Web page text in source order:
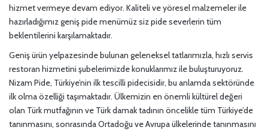
hizmet vermeye devam ediyor. Kaliteli ve yöresel malzemeler ile
hazırladığımız geniş pide menümüz siz pide severlerin tüm
beklentilerini karşılamaktadır.
Geniş ürün yelpazesinde bulunan geleneksel tatlarımızla, hızlı servis
restoran hizmetini şubelerimizde konuklarımız ile buluşturuyoruz.
Nizam Pide, Türkiye’nin ilk tescilli pidecisidir, bu anlamda sektöründe
ilk olma özelliği taşımaktadır. Ülkemizin en önemli kültürel değeri
olan Türk mutfağının ve Türk damak tadının öncelikle tüm Türkiye’de
tanınmasını, sonrasında Ortadoğu ve Avrupa ülkelerinde tanınmasını